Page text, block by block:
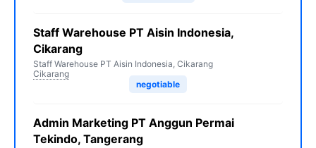
Staff Warehouse PT Aisin Indonesia,
Cikarang
Staff Warehouse PT Aisin Indonesia, Cikarang
Cikarang
negotiable
Admin Marketing PT Anggun Permai
Tekindo, Tangerang